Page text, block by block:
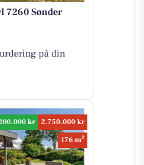
7260 Sønder
på din
kr
2.750.000 kr
176 m2